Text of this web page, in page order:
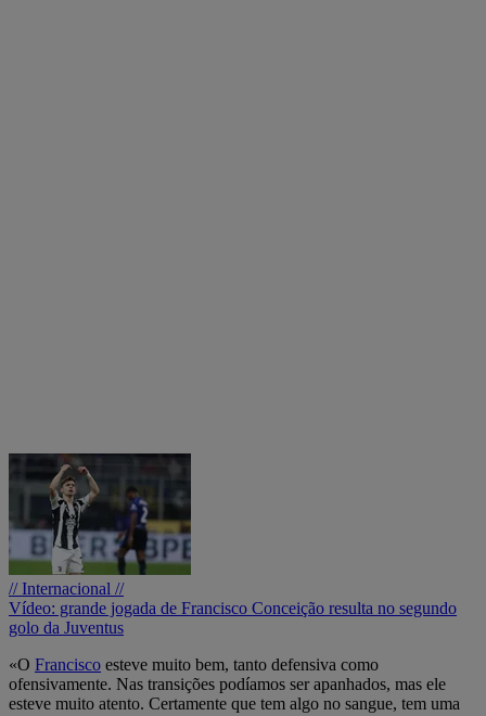
// Internacional //
Vídeo: grande jogada de Francisco Conceição resulta no segundo
golo da Juventus
«O Francisco esteve muito bem, tanto defensiva como
ofensivamente. Nas transições podíamos ser apanhados, mas ele
esteve muito atento. Certamente que tem algo no sangue, tem uma